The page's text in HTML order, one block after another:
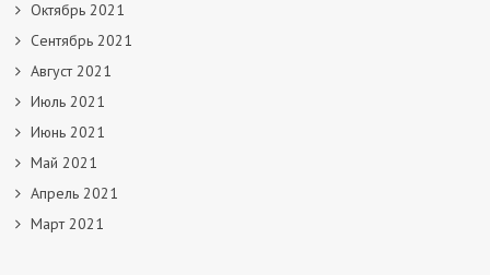
Октябрь 2021
Сентябрь 2021
Август 2021
Июль 2021
Июнь 2021
Май 2021
Апрель 2021
Март 2021